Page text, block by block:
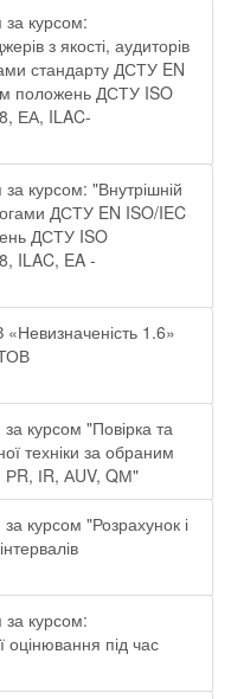
за курсом:
з якості, аудиторів
стандарту ДСТУ EN
положень ДСТУ ISO
ЕА, ILAC-
курсом: "Внутрішній
ДСТУ EN ISO/IEC
ДСТУ ISO
ILAC, EA -
1.6»
курсом "Повірка та
техніки за обраним
ІR, АUV, QМ"
курсом "Розрахунок і
за курсом:
оцінювання під час